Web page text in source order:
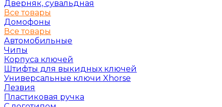
Дверняк, сувальдная
Все товары
Домофоны
Все товары
Автомобильные
Чипы
Корпуса ключей
Штифты для выкидных ключей
Универсальные ключи Xhorse
Лезвия
Пластиковая ручка